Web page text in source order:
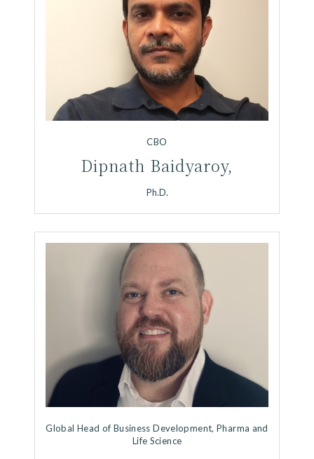
CBO
Dipnath Baidyaroy,
Ph.D.
Global Head of Business Development, Pharma and
Life Science